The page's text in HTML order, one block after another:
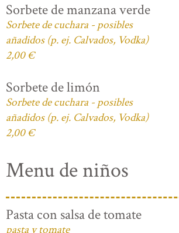
Sorbete de manzana verde
Sorbete de cuchara - posibles
añadidos (p. ej. Calvados, Vodka)
2,00 €
Sorbete de limón
Sorbete de cuchara - posibles
añadidos (p. ej. Calvados, Vodka)
2,00 €
Menu de niños
Pasta con salsa de tomate
pasta y tomate